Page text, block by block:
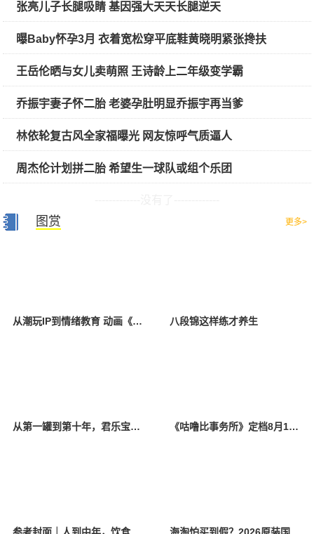
张亮儿子长腿吸睛 基因强大天天长腿逆天
曝Baby怀孕3月 衣着宽松穿平底鞋黄晓明紧张搀扶
王岳伦晒与女儿卖萌照 王诗龄上二年级变学霸
乔振宇妻子怀二胎 老婆孕肚明显乔振宇再当爹
林依轮复古风全家福曝光 网友惊呼气质逼人
周杰伦计划拼二胎 希望生一球队或组个乐团
图赏 更多>
从潮玩IP到情绪教育 动画《咕噜比事务所》今日治愈开播 八段锦这样练才养生
从第一罐到第十年，君乐宝奶粉把初心写进品质安全 《咕噜比事务所》定档8月10日 聚焦儿童情绪教育助力健康成长